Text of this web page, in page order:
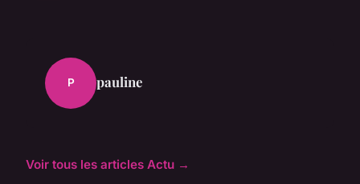
P pauline
Voir tous les articles Actu →